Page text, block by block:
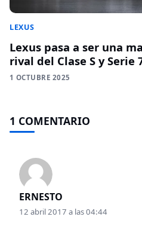
LEXUS
Lexus pasa a ser una
rival del Clase S y Serie
1 OCTUBRE 2025
1 COMENTARIO
ERNESTO
12 abril 2017 a las 04:44